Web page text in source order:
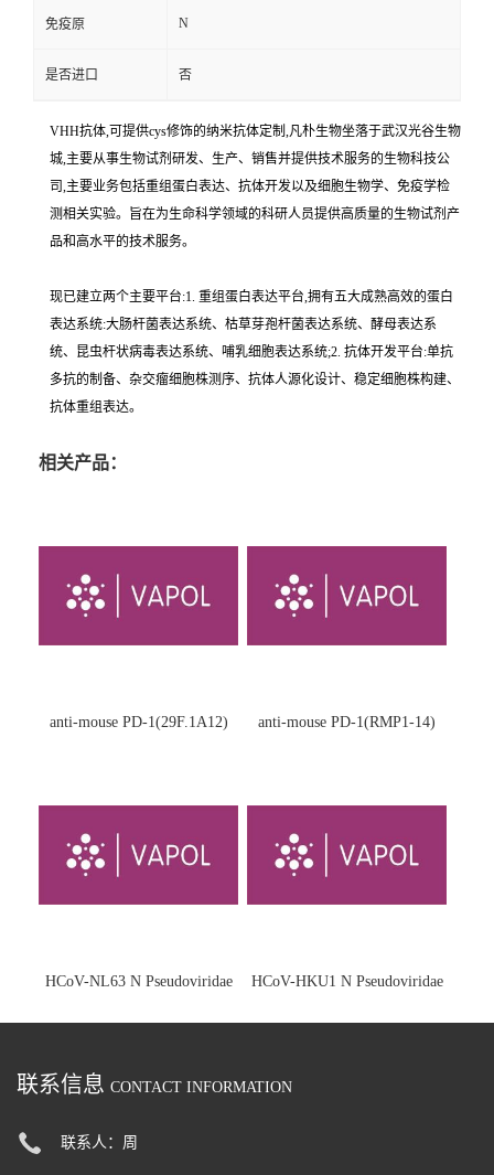
免疫原 N
是否进口 否
VHH抗体,可提供cys修饰的纳米抗体定制,凡朴生物坐落于武汉光谷生物
城,主要从事生物试剂研发、生产、销售并提供技术服务的生物科技公
司,主要业务包括重组蛋白表达、抗体开发以及细胞生物学、免疫学检
测相关实验。旨在为生命科学领域的科研人员提供高质量的生物试剂产
品和高水平的技术服务。
现已建立两个主要平台:1. 重组蛋白表达平台,拥有五大成熟高效的蛋白
表达系统:大肠杆菌表达系统、枯草芽孢杆菌表达系统、酵母表达系
统、昆虫杆状病毒表达系统、哺乳细胞表达系统;2. 抗体开发平台:单抗
多抗的制备、杂交瘤细胞株测序、抗体人源化设计、稳定细胞株构建、
抗体重组表达。
相关产品：
anti-mouse PD-1(29F.1A12) anti-mouse PD-1(RMP1-14)
HCoV-NL63 N Pseudoviridae HCoV-HKU1 N Pseudoviridae
联系信息 CONTACT INFORMATION
联系人：周